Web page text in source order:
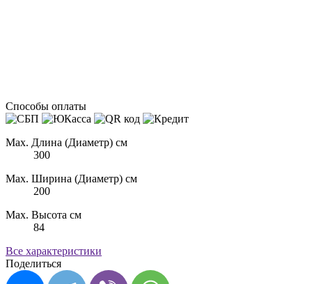
Способы оплаты
Max. Длина (Диаметр) см
300
Max. Ширина (Диаметр) см
200
Max. Высота см
84
Все характеристики
Поделиться